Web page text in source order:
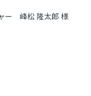
ー 峰松 隆太郎 様